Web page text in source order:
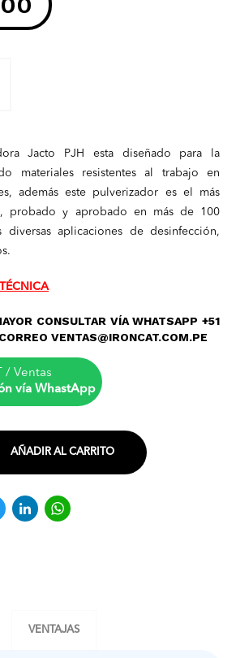
Jacto PJH esta diseñado para la
materiales resistentes al trabajo en
además este pulverizador es el más
probado y aprobado en más de 100
diversas aplicaciones de desinfección,
CONSULTAR VÍA WHATSAPP +51
VENTAS@IRONCAT.COM.PE
/ Ventas
vía WhastApp
AÑADIR AL CARRITO
TwitterLinkedIn
VENTAJAS